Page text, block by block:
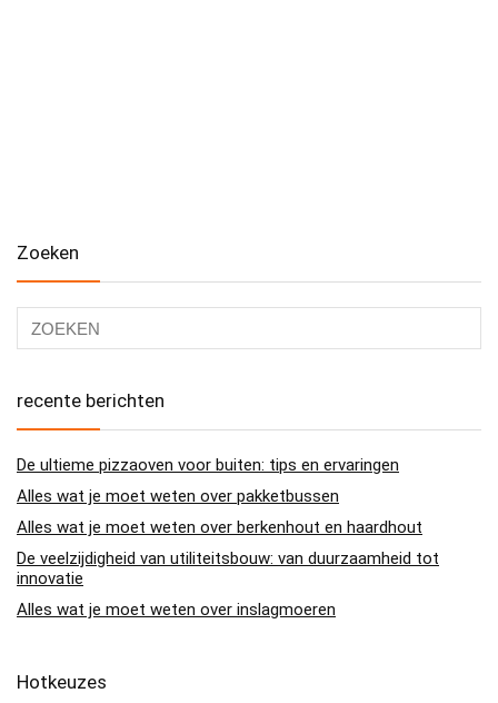
Zoeken
recente berichten
De ultieme pizzaoven voor buiten: tips en ervaringen
Alles wat je moet weten over pakketbussen
Alles wat je moet weten over berkenhout en haardhout
De veelzijdigheid van utiliteitsbouw: van duurzaamheid tot
innovatie
Alles wat je moet weten over inslagmoeren
Hotkeuzes